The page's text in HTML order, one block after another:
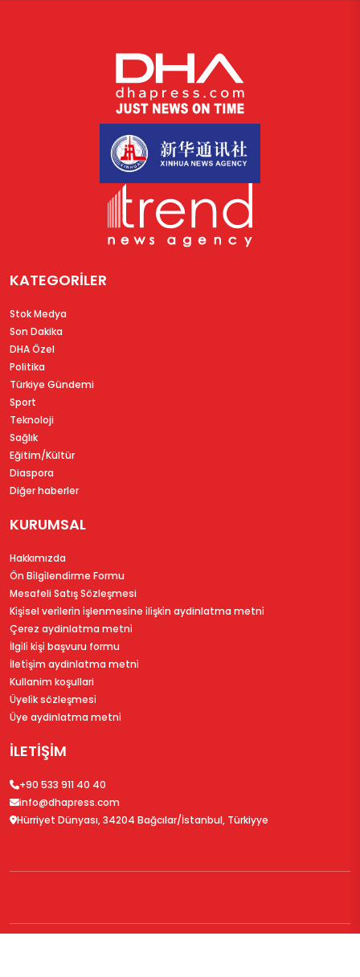
KATEGORİLER
Stok Medya
Son Dakika
DHA Özel
Politika
Türkiye Gündemi
Sport
Teknoloji
Sağlık
Eğitim/Kültür
Diaspora
Diğer haberler
KURUMSAL
Hakkımızda
Ön Bi̇lgi̇lendi̇rme Formu
Mesafeli Satış Sözleşmesi
Ki̇şi̇sel veri̇leri̇n i̇şlenmesi̇ne i̇li̇şki̇n aydinlatma metni̇
Çerez aydinlatma metni̇
İlgi̇li̇ ki̇şi̇ başvuru formu
İleti̇şi̇m aydinlatma metni̇
Kullanim koşullari
Üyeli̇k sözleşmesi̇
Üye aydinlatma metni̇
İLETİŞİM
+90 533 911 40 40
info@dhapress.com
Hürriyet Dünyası, 34204 Bağcılar/İstanbul, Türkiyye